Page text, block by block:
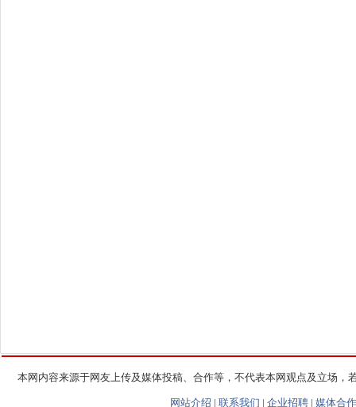
本网内容来源于网友上传及媒体投稿、合作等，不代表本网观点及立场
网站介绍 | 联系我们 | 企业招聘 | 媒体合作